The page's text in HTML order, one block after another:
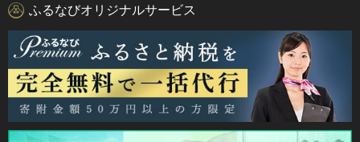
ふるなびオリジナルサービス